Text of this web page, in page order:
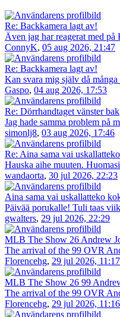
Re: Backkamera lagt av!
Även jag har reagerat med
ConnyK, 05 aug 2026, 21:47
Re: Backkamera lagt av!
Kan svara mig själv då
Gaspo, 04 aug 2026, 17:53
Re: Dörrhandtaget vänster bak
Jag hade samma problem på
simonlj8, 03 aug 2026, 17:46
Re: Aina sama vai
Hauska aihe muuten.
wandaorta, 30 jul 2026, 22:23
Aina sama vai uskallatteko
Päivää porukalle! Tuli taas
gwalters, 29 jul 2026, 22:29
MLB The Show 26 Andrew
The arrival of the 99 OVR
Florencehg, 29 jul 2026, 11:17
MLB The Show 26 99
The arrival of the 99 OVR
Florencehg, 29 jul 2026, 11:16